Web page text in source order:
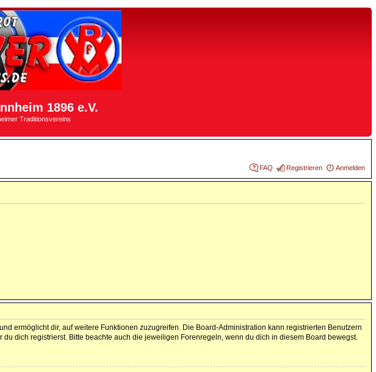
1896 e.V.
Traditionsvereins
FAQ Registrieren Anmelden
ermöglicht dir, auf weitere Funktionen zuzugreifen. Die Board-Administration kann registrierten Benutzern
dich registrierst. Bitte beachte auch die jeweiligen Forenregeln, wenn du dich in diesem Board bewegst.